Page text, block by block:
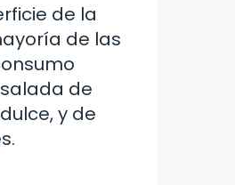
de la
de las
de
y de